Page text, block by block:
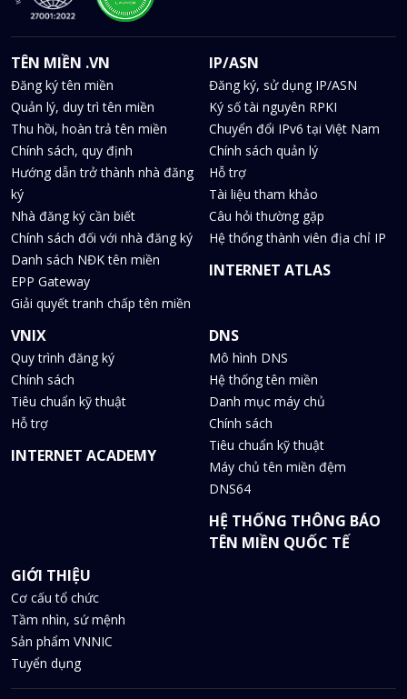
TÊN MIỀN .VN
Đăng ký tên miền
Quản lý, duy trì tên miền
Thu hồi, hoàn trả tên miền
Chính sách, quy định
Hướng dẫn trở thành nhà đăng
ký
Nhà đăng ký cần biết
Chính sách đối với nhà đăng ký
Danh sách NĐK tên miền
EPP Gateway
Giải quyết tranh chấp tên miền
IP/ASN
Đăng ký, sử dụng IP/ASN
Ký số tài nguyên RPKI
Chuyển đổi IPv6 tại Việt Nam
Chính sách quản lý
Hỗ trợ
Tài liệu tham khảo
Câu hỏi thường gặp
Hệ thống thành viên địa chỉ IP
INTERNET ATLAS
VNIX
Quy trình đăng ký
Chính sách
Tiêu chuẩn kỹ thuật
Hỗ trợ
INTERNET ACADEMY
DNS
Mô hình DNS
Hệ thống tên miền
Danh mục máy chủ
Chính sách
Tiêu chuẩn kỹ thuật
Máy chủ tên miền đệm
DNS64
HỆ THỐNG THÔNG BÁO
TÊN MIỀN QUỐC TẾ
GIỚI THIỆU
Cơ cấu tổ chức
Tầm nhìn, sứ mệnh
Sản phẩm VNNIC
Tuyển dụng